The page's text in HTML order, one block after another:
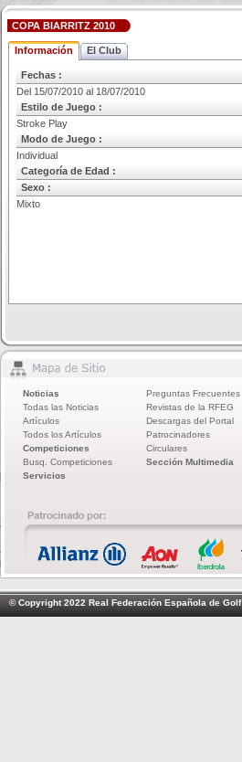
COPA BIARRITZ 2010
Información El Club
Fechas :
Del 15/07/2010 al 18/07/2010
Estilo de Juego :
Stroke Play
Modo de Juego :
Individual
Categoría de Edad :
Sexo :
Mixto
Noticias
Todas las Noticias
Artículos
Todos los Artículos
Competiciones
Busq. Competiciones
Servicios
Preguntas Frecuentes
Revistas de la RFEG
Descargas del Portal
Patrocinadores
Circulares
Sección Multimedia
© Copyright 2022 Real Federación Española de Golf